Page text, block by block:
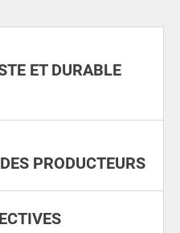
ET DURABLE
PRODUCTEURS